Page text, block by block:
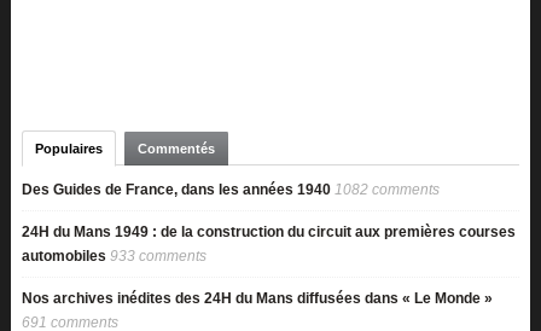
Populaires Commentés
Des Guides de France, dans les années 1940 1082 comments
24H du Mans 1949 : de la construction du circuit aux premières courses
automobiles 933 comments
Nos archives inédites des 24H du Mans diffusées dans « Le Monde »
691 comments